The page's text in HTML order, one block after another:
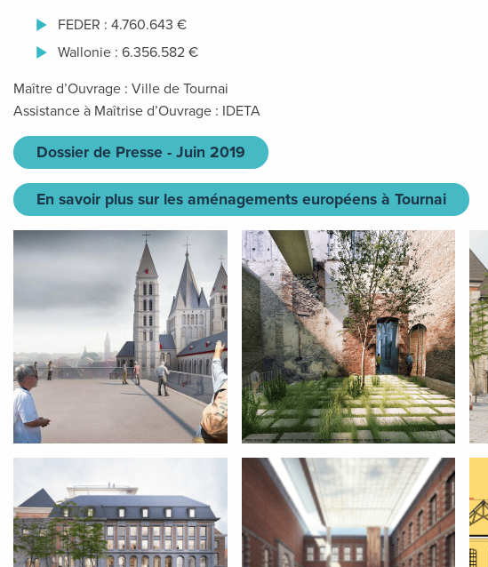
FEDER : 4.760.643 €
Wallonie : 6.356.582 €
Maître d’Ouvrage : Ville de Tournai
Assistance à Maîtrise d’Ouvrage : IDETA
Dossier de Presse - Juin 2019
En savoir plus sur les aménagements européens à Tournai